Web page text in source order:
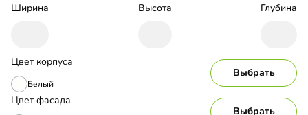
Ширина Высота Глубина
Цвет корпуса
Белый
Выбрать
Цвет фасада
Выбрать